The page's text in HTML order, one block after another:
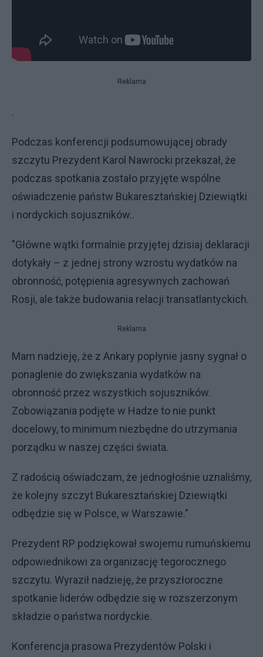
Reklama
.
Podczas konferencji podsumowującej obrady
szczytu Prezydent Karol Nawrocki przekazał, że
podczas spotkania zostało przyjęte wspólne
oświadczenie państw Bukaresztańskiej Dziewiątki
i nordyckich sojuszników..
"Główne wątki formalnie przyjętej dzisiaj deklaracji
dotykały – z jednej strony wzrostu wydatków na
obronność, potępienia agresywnych zachowań
Rosji, ale także budowania relacji transatlantyckich.
Reklama
Mam nadzieję, że z Ankary popłynie jasny sygnał o
ponaglenie do zwiększania wydatków na
obronność przez wszystkich sojuszników.
Zobowiązania podjęte w Hadze to nie punkt
docelowy, to minimum niezbędne do utrzymania
porządku w naszej części świata.
Z radością oświadczam, że jednogłośnie uznaliśmy,
że kolejny szczyt Bukaresztańskiej Dziewiątki
odbędzie się w Polsce, w Warszawie."
Prezydent RP podziękował swojemu rumuńskiemu
odpowiednikowi za organizację tegorocznego
szczytu. Wyraził nadzieję, że przyszłoroczne
spotkanie liderów odbędzie się w rozszerzonym
składzie o państwa nordyckie.
Konferencja prasowa Prezydentów Polski i